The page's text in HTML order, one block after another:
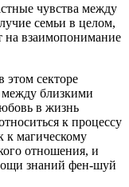
чувства между
семьи в целом,
на взаимопонимание
этом секторе
между близкими
в жизнь
к процессу
магическому
отношения, и
знаний фен-шуй